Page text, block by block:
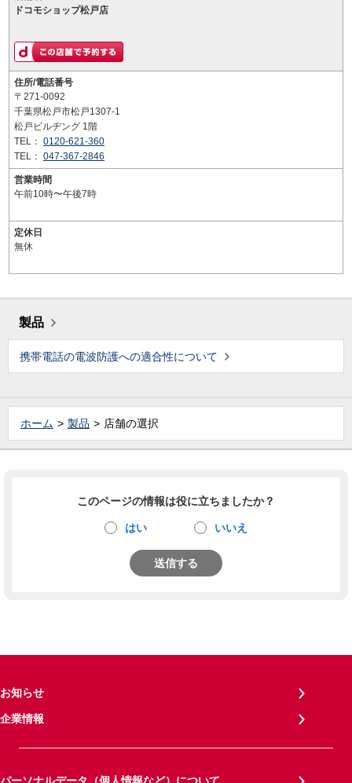
ドコモショップ松戸店
住所/電話番号
〒271-0092
千葉県松戸市松戸1307-1
松戸ビルヂング 1階
TEL： 0120-621-360
TEL： 047-367-2846
営業時間
午前10時〜午後7時
定休日
無休
製品
携帯電話の電波防護への適合性について
ホーム 製品 店舗の選択
このページの情報は役に立ちましたか？
はい いいえ
送信する
お知らせ
企業情報